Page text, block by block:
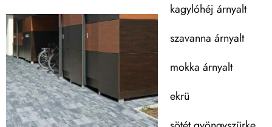
kagylóhéj árnyalt
szavanna árnyalt
mokka árnyalt
ekrü